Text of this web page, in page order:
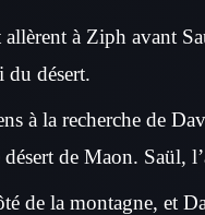
à Ziph avant
du désert.
à la recherche de
désert de Maon.
de la montagne, et